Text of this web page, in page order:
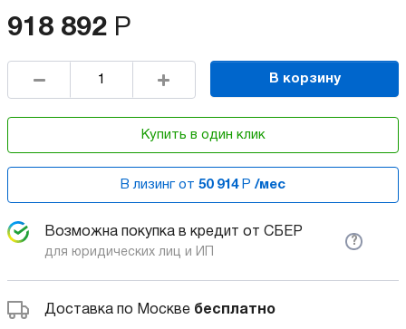
918 892 Р
В корзину
Купить в один клик
В лизинг от 50 914 Р /мес
Возможна покупка в кредит от СБЕР
для юридических лиц и ИП
?
Доставка по Москве бесплатно